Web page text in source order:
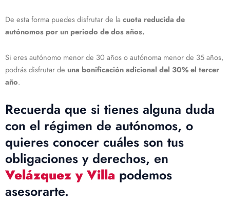
De esta forma puedes disfrutar de la cuota reducida de
autónomos por un periodo de dos años.
Si eres autónomo menor de 30 años o autónoma menor de 35 años,
podrás disfrutar de una bonificación adicional del 30% el tercer
año.
Recuerda que si tienes alguna duda
con el régimen de autónomos, o
quieres conocer cuáles son tus
obligaciones y derechos, en
Velázquez y Villa podemos
asesorarte.